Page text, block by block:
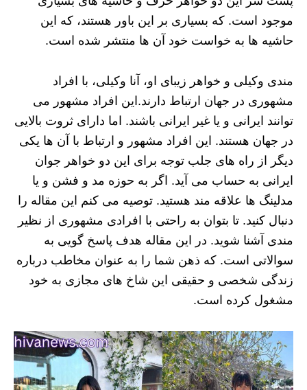
موجود است. که بسیاری بر این باور هستند، که این
حاشیه ها به خواست خود آن ها منتشر شده است.
مندی وکیلی و خواهر زیبای او، آنا وکیلی، با افراد
مشهوری در جهان ارتباط دارند.این افراد مشهور می
توانند ایرانی و یا غیر ایرانی باشند. اما دارای ثروت بالایی
در جهان هستند. این افراد مشهور و ارتباط با آن ها یکی
دیگر از راه های جلب توجه برای این دو خواهر جوان
ایرانی به حساب می آید. اگر به حوزه مد و فشن و یا
مدلینگ ها علاقه مند هستید. توصیه می کنم این مقاله را
دنبال کنید. تا بتوان به راحتی با افرادی مشهوری از نظیر
مندی آشنا شوید. در این مقاله هدف پاسخ گویی به
سوالاتی است. که ذهن شما را به عنوان مخاطب درباره
زندگی شخصی و حقیقی این شاخ های مجازی به خود
مشغول کرده است.